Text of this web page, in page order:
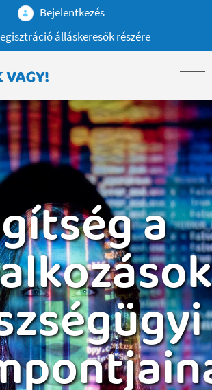
Bejelentkezés
álláskeresők részére
a